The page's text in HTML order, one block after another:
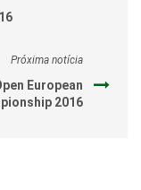
Próxima notícia
European
2016